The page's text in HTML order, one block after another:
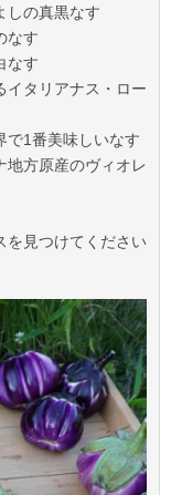
しの真黒なす
なす
なす
イタリアナス・ロー
で1番美味しいなす
地方原産のヴィオレ
を見つけてください